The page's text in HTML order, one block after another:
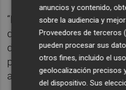
“No entiendo esos
difícil que es entrenar en
demás son habladurías”,
preparador, quien
ambiente” a favor del
anuncios y contenido,
sobre la audiencia y
Proveedores de terceros
pueden procesar sus
otros fines, incluido el
geolocalización precisos
del dispositivo. Sus